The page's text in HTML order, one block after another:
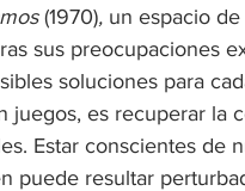
(1970), un espacio
sus preocupaciones
soluciones para
juegos, es recuperar la
Estar conscientes de
puede resultar